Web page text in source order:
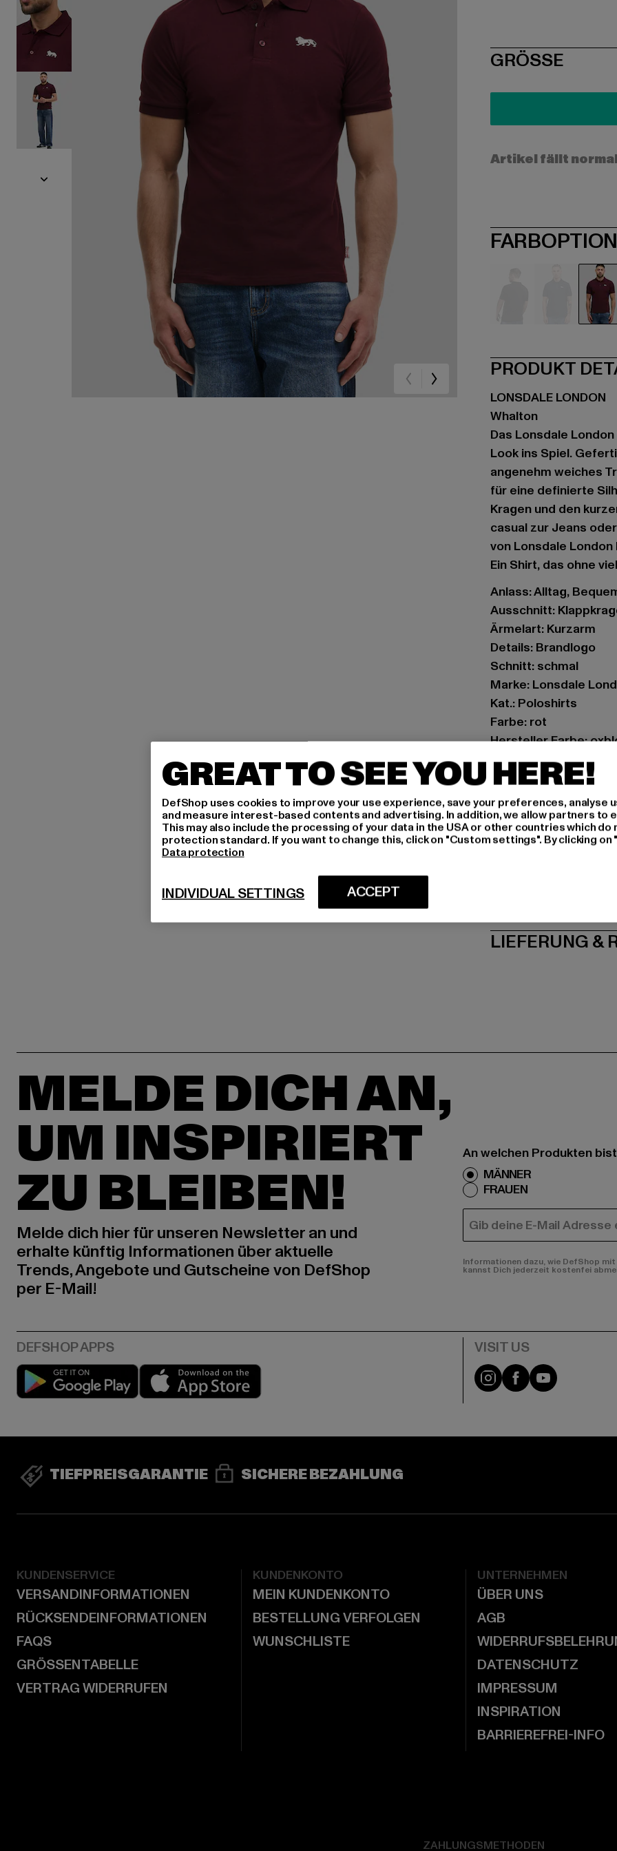
SIZE
GRÖSSE
Artikel fällt
PRODUKT
LONSDALE LONDON
Whalton
Das Lonsdale
Look ins Spiel.
angenehm weiches
für eine definierte
Kragen und den
casual zur Jeans
von Lonsdale
Ein Shirt, das ohne
Anlass: Alltag,
Ausschnitt:
Ärmelart: Kurzarm
Details: Brandlogo
Schnitt: schmal
Marke: Lonsdale
Kat.: Poloshirts
Farbe: rot
Hersteller Farbe:
Art.Nr: 115075-20629
Hersteller: Punch
Im Taubental 15a |
LIEFERUNG &
MELDE DICH AN,
UM INSPIRIERT
ZU BLEIBEN!
Melde dich hier für unseren Newsletter an und
erhalte künftig Informationen über aktuelle
Trends, Angebote und Gutscheine von DefShop
per E-Mail!
An welchen Produkten
MÄNNER
FRAUEN
E-MAIL
Informationen dazu, wie DefShop
kannst Dich jederzeit kostenfei
Play market Visit our Instagram
Visit ourVisit our
TIEFPREISGARANTIE SICHERE BEZAHLUNG
KUNDENSERVICE
VERSANDINFORMATIONEN
RÜCKSENDEINFORMATIONEN
FAQS
GRÖSSENTABELLE
VERTRAG WIDERRUFEN
KUNDENKONTO
MEIN KUNDENKONTO
BESTELLUNG VERFOLGEN
WUNSCHLISTE
UNTERNEHMEN
ÜBER UNS
AGB
DATENSCHUTZ
IMPRESSUM
INSPIRATION
BARRIEREFREI-INFO
ZAHLUNGSMETHODEN
GREAT TO SEE YOU HERE!
DefShop uses cookies to improve your use experience, save your preferences, analyse
and measure interest-based contents and advertising. In addition, we allow partners to
This may also include the processing of your data in the USA or other countries which do
protection standard. If you want to change this, click on "Custom settings". By clicking
Data protection
ACCEPT
INDIVIDUAL SETTINGS